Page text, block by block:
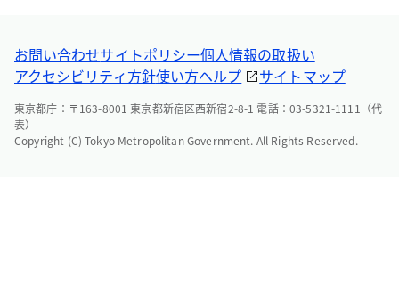
お問い合わせサイトポリシー個人情報の取扱い
アクセシビリティ方針使い方ヘルプ サイトマップ
東京都庁：〒163-8001 東京都新宿区西新宿2-8-1 電話：03-5321-1111（代
表）
Copyright (C) Tokyo Metropolitan Government. All Rights Reserved.